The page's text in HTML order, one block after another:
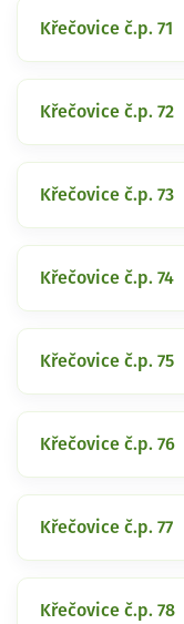
Křečovice č.p. 71
Křečovice č.p. 72
Křečovice č.p. 73
Křečovice č.p. 74
Křečovice č.p. 75
Křečovice č.p. 76
Křečovice č.p. 77
Křečovice č.p. 78